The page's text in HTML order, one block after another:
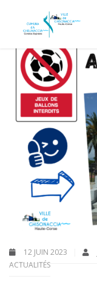
12 JUIN 2023
ACTUALITÉS